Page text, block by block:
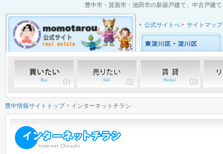
豊中市・箕面市・池田市の新築戸建て、中古戸建
公式サイトへ サイトマップ
豊中情報サイトトップ> インターネットチラシ